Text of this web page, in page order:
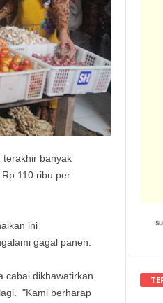
banyak
110 ribu per
ini
gagal panen.
cabai dikhawatirkan
"Kami berharap